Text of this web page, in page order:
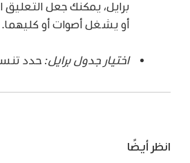
برايل، يمكنك جعل
أو يشغل أصوات أو كليهما.
اختيار جدول برايل: حدد
انظر أيضًا